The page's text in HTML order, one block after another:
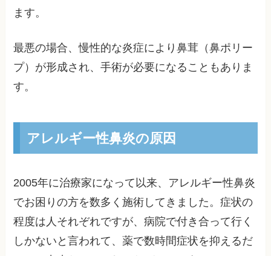
ます。
最悪の場合、慢性的な炎症により鼻茸（鼻ポリー
プ）が形成され、手術が必要になることもありま
す。
アレルギー性鼻炎の原因
2005年に治療家になって以来、アレルギー性鼻炎
でお困りの方を数多く施術してきました。症状の
程度は人それぞれですが、病院で付き合って行く
しかないと言われて、薬で数時間症状を抑えるだ